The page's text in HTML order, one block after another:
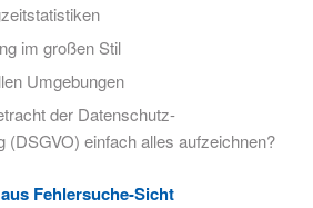
im großen Stil
Umgebungen
der Datenschutz-
(DSGVO) einfach alles aufzeichnen?
Fehlersuche-Sicht